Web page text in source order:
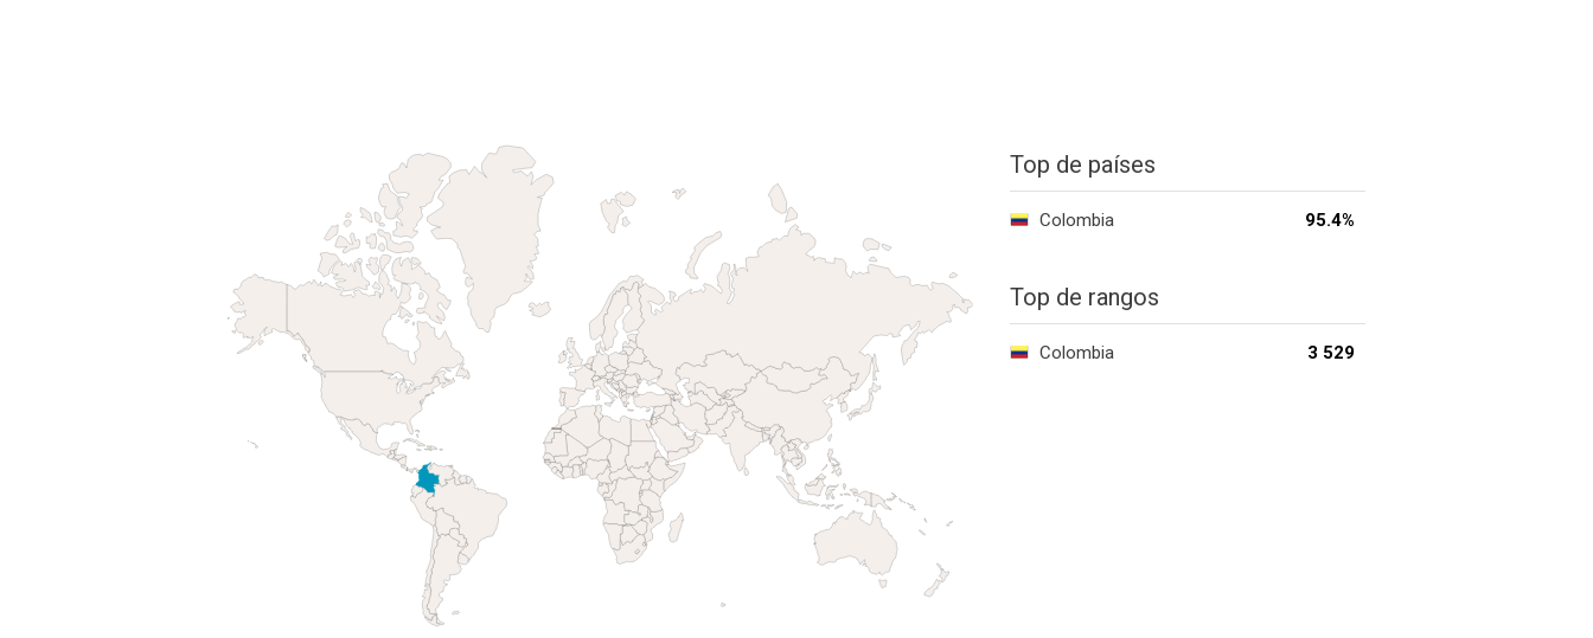
Top de países
Colombia 95.4%
Top de rangos
Colombia 3 529